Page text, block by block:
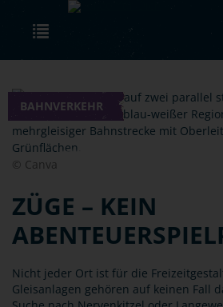
Skip to main content
BAHNVERKEHR
© Canva
ZÜGE – KEIN
Nicht jeder Ort ist für die
Gleisanlagen gehören auf keinen Fall